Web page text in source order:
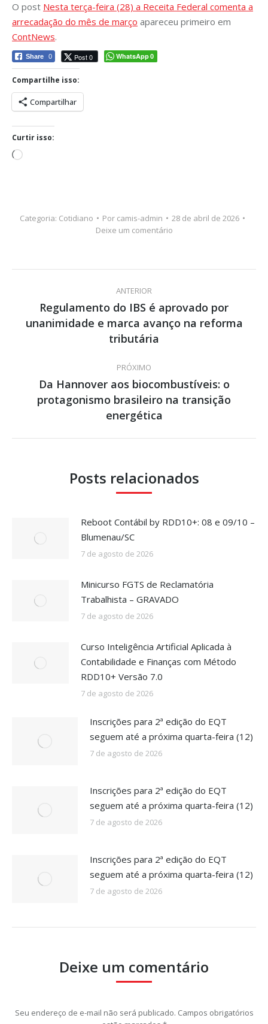
O post Nesta terça-feira (28) a Receita Federal comenta a
arrecadação do mês de março apareceu primeiro em
ContNews.
Share 0 Post 0 WhatsApp0
Compartilhe isso:
Compartilhar
Curtir isso:
Carregando...
Categoria: Cotidiano Por camis-admin
28 de abril de 2026
Deixe um comentário
Navegação
post:
ANTERIOR
Post
anterior:
Regulamento do IBS é aprovado por
unanimidade e marca avanço na reforma
tributária
PRÓXIMO
Próximo
post:
Da Hannover aos biocombustíveis: o
protagonismo brasileiro na transição
energética
Posts relacionados
Reboot Contábil by RDD10+: 08 e 09/10 –
Blumenau/SC
7 de agosto de 2026
Minicurso FGTS de Reclamatória
Trabalhista – GRAVADO
7 de agosto de 2026
Curso Inteligência Artificial Aplicada à
Contabilidade e Finanças com Método
RDD10+ Versão 7.0
7 de agosto de 2026
Inscrições para 2ª edição do EQT
seguem até a próxima quarta-feira (12)
7 de agosto de 2026
Inscrições para 2ª edição do EQT
seguem até a próxima quarta-feira (12)
7 de agosto de 2026
Inscrições para 2ª edição do EQT
seguem até a próxima quarta-feira (12)
7 de agosto de 2026
Deixe um comentário
Seu endereço de e-mail não será publicado. Campos obrigatórios